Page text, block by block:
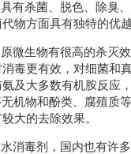
有杀菌、脱色、除臭
物方面具有独特的优
微生物有很高的杀灭
毒更有效，对细菌和
及大多数有机胺反应
机物和酚类、腐殖质
大的去除效果。
消毒剂，国内也有许